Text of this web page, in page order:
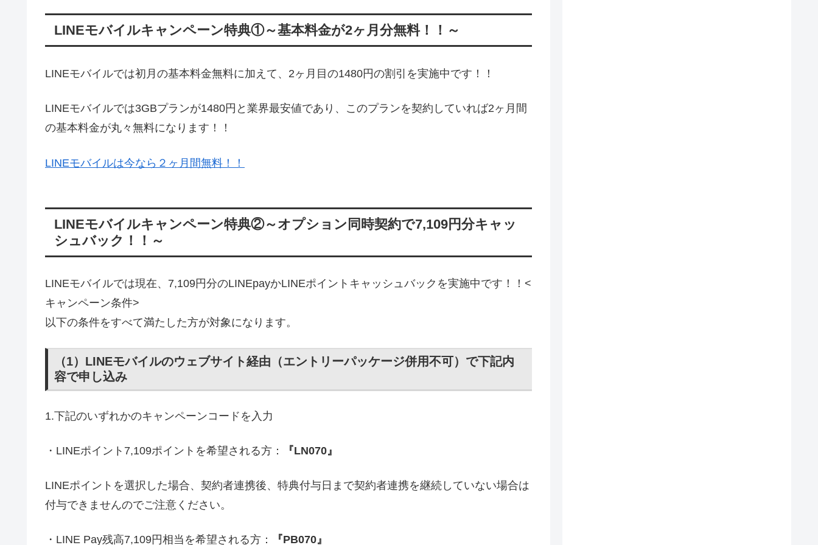
LINEモバイルキャンペーン特典①～基本料金が2ヶ月分無料！！～
LINEモバイルでは初月の基本料金無料に加えて、2ヶ月目の1480円の割引を実施中です！！
LINEモバイルでは3GBプランが1480円と業界最安値であり、このプランを契約していれば2ヶ月間
の基本料金が丸々無料になります！！
LINEモバイルは今なら２ヶ月間無料！！
LINEモバイルキャンペーン特典②～オプション同時契約で7,109円分キャッ
シュバック！！～
LINEモバイルでは現在、7,109円分のLINEpayかLINEポイントキャッシュバックを実施中です！！<
キャンペーン条件>
以下の条件をすべて満たした方が対象になります。
（1）LINEモバイルのウェブサイト経由（エントリーパッケージ併用不可）で下記内
容で申し込み
1.下記のいずれかのキャンペーンコードを入力
・LINEポイント7,109ポイントを希望される方： 『LN070』
LINEポイントを選択した場合、契約者連携後、特典付与日まで契約者連携を継続していない場合は
付与できませんのでご注意ください。
・LINE Pay残高7,109円相当を希望される方： 『PB070』